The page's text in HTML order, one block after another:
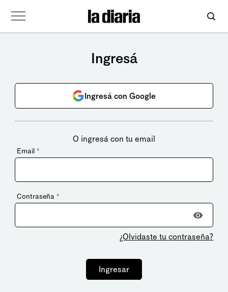
Ingresá
Ingresá con Google
O ingresá con tu email
Email *
Contraseña *
¿Olvidaste tu contraseña?
Ingresar